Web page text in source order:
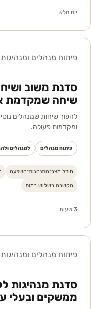
יום מלא
פיתוח מנהלים ומנהיגות
סדנת משוב
שיחה שמקדמת
להפוך שיחות שמנהלים
ומקדמות פעולה.
פיתוח מנהלים למנהלים
מודל מצב־התנהגות־השפעה
הקשבה בשלוש רמות
3 שעות
פיתוח מנהלים ומנהיגות
סדנת מנהיגות
ממשקים ובעלי